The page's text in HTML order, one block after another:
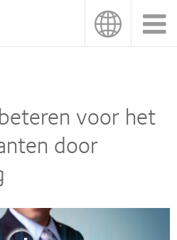
voor het
door